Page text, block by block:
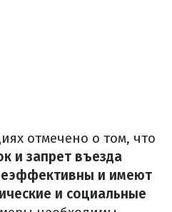
отмечено о том, что
и запрет въезда
и имеют
и социальные